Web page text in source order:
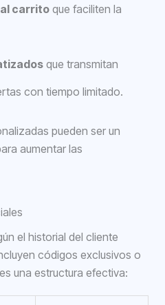
carrito que faciliten la
que transmitan
con tiempo limitado.
pueden ser un
aumentar las
el historial del cliente
códigos exclusivos o
una estructura efectiva: